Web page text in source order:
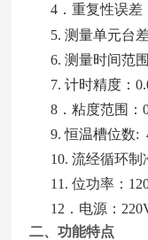
4．重复性误差
5. 测量单元台
6. 测量时间范
7. 计时精度：
8．粘度范围：
9. 恒温槽位数:
10. 流经循环制
11. 位功率：
12．电源：
二、功能特点